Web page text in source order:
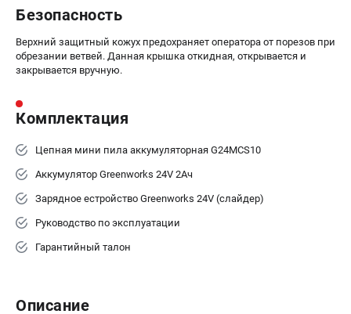
ЭЛЕКТРОИНСТРУМЕНТ
Гайковерты
Лобзики
Пилы сабельные
Пилы циркулярные
Пылесосы аккумуляторные
Реноваторы
Шлифмашины орбитальные
Шлифмашины угловые
Шуруповерты
Аккумуляторные батареи
Безопасность
Верхний защитный кожух предохраняет оператора от порезов при
обрезании ветвей. Данная крышка откидная, открывается и
закрывается вручную.
Комплектация
Цепная мини пила аккумуляторная G24MCS10
Аккумулятор Greenworks 24V 2Aч
Зарядное eстройство Greenworks 24V (слайдер)
Руководство по эксплуатации
Гарантийный талон
Описание